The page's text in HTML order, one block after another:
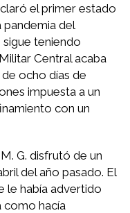
el primer estado
pandemia del
teniendo
Central acaba
de ocho días de
impuesta a un
con un
G. disfrutó de un
del año pasado. El
le había advertido
como hacía